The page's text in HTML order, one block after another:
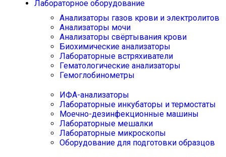
Лабораторное оборудование
Анализаторы газов крови и электролитов
Анализаторы мочи
Анализаторы свёртывания крови
Биохимические анализаторы
Лабораторные встряхиватели
Гематологические анализаторы
Гемоглобинометры
ИФА-анализаторы
Лабораторные инкубаторы и термостаты
Моечно-дезинфекционные машины
Лабораторные мешалки
Лабораторные микроскопы
Оборудование для подготовки образцов